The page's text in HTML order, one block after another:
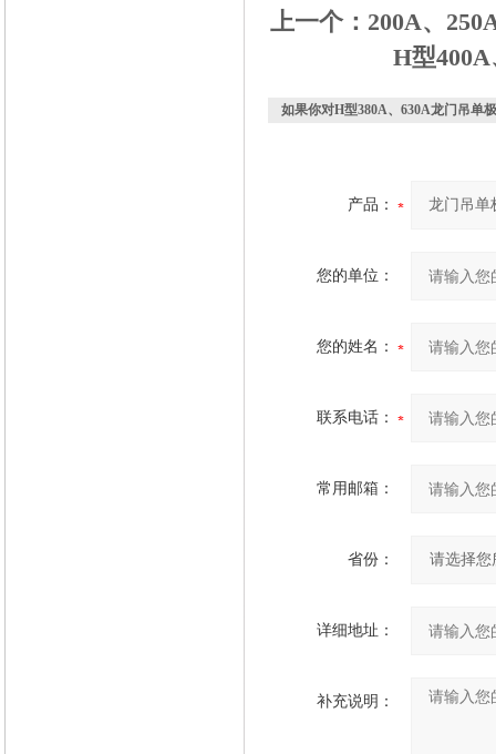
上一个： 200A、
H型
如果你对H型380A、630A龙门吊单
产品：
您的单位：
您的姓名：
联系电话：
常用邮箱：
省份：
详细地址：
补充说明：